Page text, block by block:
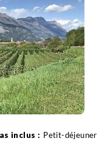
Petit-déjeuner